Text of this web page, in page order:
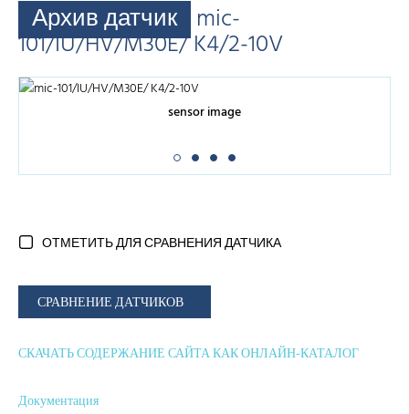
Архив датчик mic-
101/IU/HV/M30E/ K4/2-10V
sensor image
ОТМЕТИТЬ ДЛЯ СРАВНЕНИЯ ДАТЧИКА
СРАВНЕНИЕ ДАТЧИКОВ
СКАЧАТЬ СОДЕРЖАНИЕ САЙТА КАК ОНЛАЙН-КАТАЛОГ
Документация